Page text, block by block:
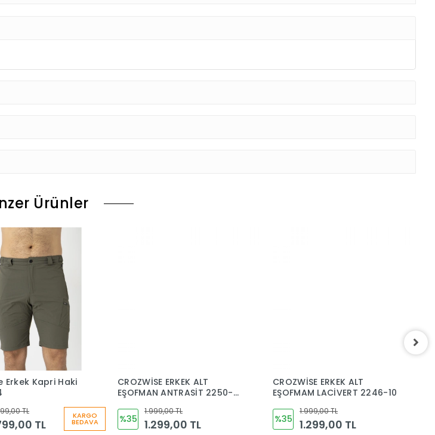
Ürünler
Erkek Kapri Haki
TL
TL
KARGO
BEDAVA
CROZWİSE ERKEK ALT
EŞOFMAN ANTRASİT 2250-
%35
1.999,00 TL
1.299,00 TL
CROZWİSE ERKEK ALT
EŞOFMAM LACİVERT 2246-10
%35
1.999,00 TL
1.299,00 TL